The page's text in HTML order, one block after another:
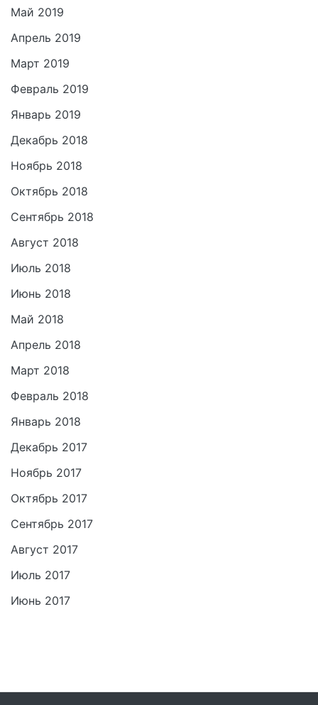
Май 2019
Апрель 2019
Март 2019
Февраль 2019
Январь 2019
Декабрь 2018
Ноябрь 2018
Октябрь 2018
Сентябрь 2018
Август 2018
Июль 2018
Июнь 2018
Май 2018
Апрель 2018
Март 2018
Февраль 2018
Январь 2018
Декабрь 2017
Ноябрь 2017
Октябрь 2017
Сентябрь 2017
Август 2017
Июль 2017
Июнь 2017